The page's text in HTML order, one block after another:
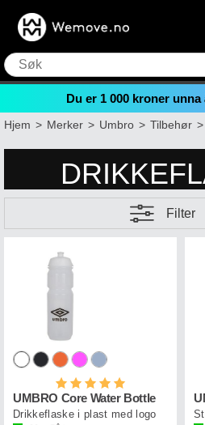
Du er 1 000 kroner unna
Hjem>Merker>Umbro>Tilbehør
Filter
Karakter:
UMBRO Core Water Bottle
Drikkeflaske i plast med logo